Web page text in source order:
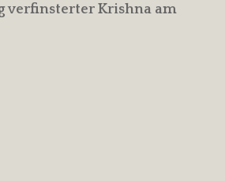
verfinsterter Krishna am